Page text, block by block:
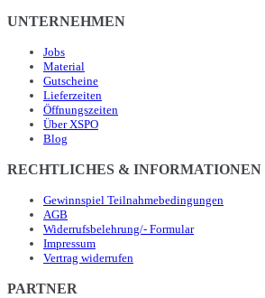
UNTERNEHMEN
Jobs
Material
Gutscheine
Lieferzeiten
Öffnungszeiten
Über XSPO
Blog
RECHTLICHES & INFORMATIONEN
Gewinnspiel Teilnahmebedingungen
AGB
Widerrufsbelehrung/- Formular
Impressum
Vertrag widerrufen
PARTNER